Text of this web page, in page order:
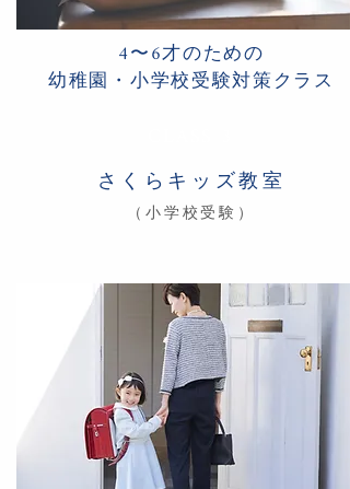
4〜6才のための
幼稚園・小学校受験対策クラス
さくらキッズ教室
（小学校受験）